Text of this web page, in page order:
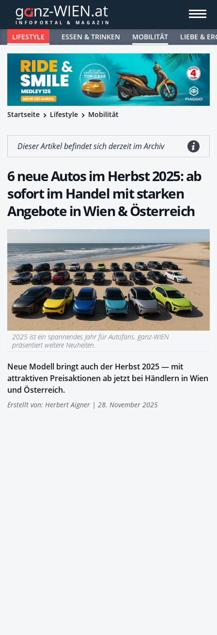
LIFESTYLE ESSEN & TRINKEN MOBILITÄT LIEBE &
Startseite Lifestyle Mobilität
Dieser Artikel befindet sich derzeit im Archiv
6 neue Autos im Herbst 2025: ab
sofort im Handel mit starken
Angebote in Wien & Österreich
2025 ist ein spannendes Jahr für Autofans. ganz-WIEN
präsentiert weitere Neuheiten.
Neue Modell bringt auch der Herbst 2025 — mit
attraktiven Preisaktionen ab jetzt bei Händlern in Wien
und Österreich.
Erstellt von: Herbert Aigner | 28. November 2025